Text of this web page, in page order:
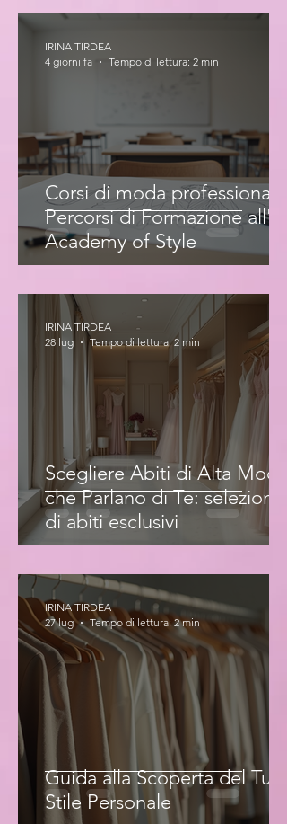
Corsi di moda professionale:
Percorsi di Formazione all'Iris
Academy of Style
IRINA TIRDEA
4 giorni fa
Tempo di lettura: 2 min
Scegliere Abiti di Alta Moda
che Parlano di Te: selezione
di abiti esclusivi
IRINA TIRDEA
28 lug
Tempo di lettura: 2 min
Guida alla Scoperta del Tuo
Stile Personale
IRINA TIRDEA
27 lug
Tempo di lettura: 2 min